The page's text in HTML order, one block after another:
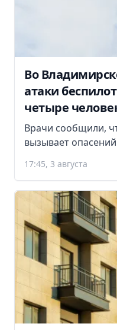
Во
атаки
четыре
Врачи сообщили,
вызывает
17:45, 3 августа